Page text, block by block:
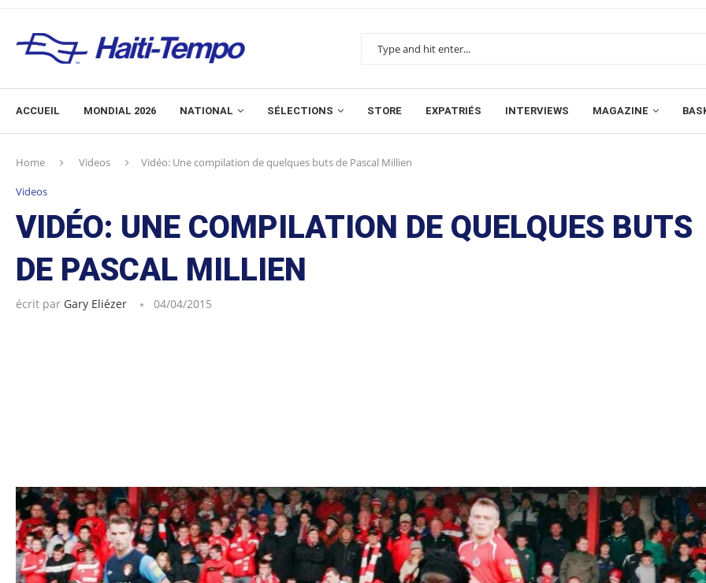
ACCUEIL MONDIAL 2026 NATIONAL SÉLECTIONS STORE EXPATRIÉS INTERVIEWS MAGAZINE
Home Videos Vidéo: Une compilation de quelques buts de Pascal Millien
Videos
VIDÉO: UNE COMPILATION DE QUELQUES BUTS
DE PASCAL MILLIEN
écrit par Gary Eliézer 04/04/2015